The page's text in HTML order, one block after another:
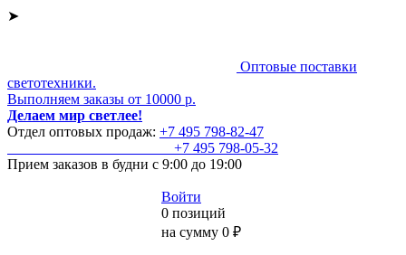
➤
Оптовые поставки
светотехники.
Выполняем заказы от 10000 р.
Делаем мир светлее!
Отдел оптовых продаж: +7 495 798-82-47
+7 495 798-05-32
Прием заказов в будни с 9:00 до 19:00
Войти
0 позиций
на сумму 0 ₽